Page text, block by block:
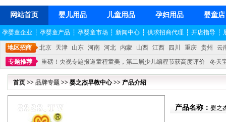
网站首页 婴儿用品 儿童用品 孕妇用品 婴童店
孕婴童企业 ┆ 孕婴童产品 ┆ 孕婴童市场 ┆ 新闻中心 ┆ 供求招商代理 ┆ 开店指导 ┆
地区招商 北京 天津 山东 河南 河北 内蒙 山西 江西 四川 重庆 贵州
云
专题推荐
重磅！央视专题报道童程童美，第二届少儿编程节获高度评价
冬天
不能再单纯地销售产品,而要向增强服务转型,毕竟母婴产品比较特殊。”
妇幼广场
首页 >> 品牌专题 >> 婴之杰早教中心 >> 产品介绍
产品名称： 婴之